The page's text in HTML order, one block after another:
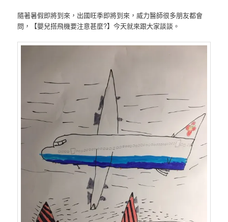
隨著暑假即將到來，出國旺季即將到來，威力醫師很多朋友都會
問，【嬰兒搭飛機要注意甚麼?】今天就來跟大家談談。